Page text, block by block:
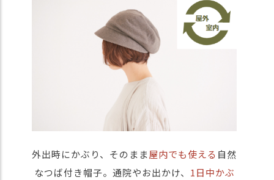
外出時にかぶり、そのまま屋内でも使える 自然
なつば付き帽子。通院やお出かけ、 1日中かぶ